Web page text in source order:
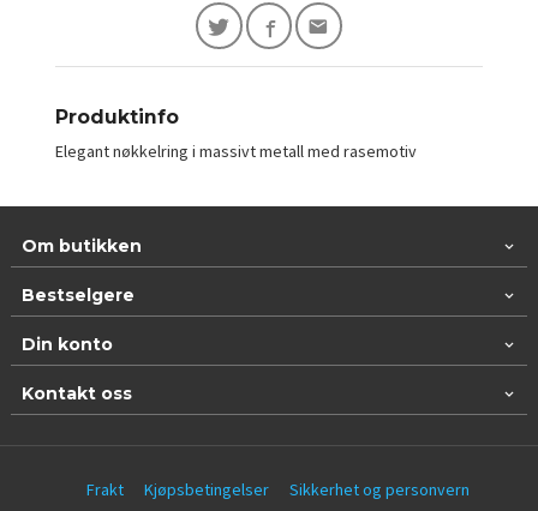
Produktinfo
Elegant nøkkelring i massivt metall med rasemotiv
Om butikken
Bestselgere
Din konto
Kontakt oss
Frakt Kjøpsbetingelser Sikkerhet og personvern